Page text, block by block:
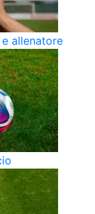
allenatore